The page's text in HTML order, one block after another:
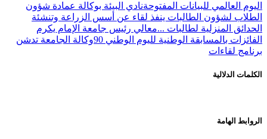
اليوم العالمي للبيانات المفتوحةنادي البيئة بوكالة عمادة شؤون
الطلاب لشؤون الطالبات ينفذ لقاء عن أسس الزراعة وتنشئة
الحدائق المنزلية لطالبات ...معالي رئيس جامعة الإمام يكرم
الفائزات بالمسابقة الوطنية لليوم الوطني 90
وكالة الجامعة تدشن
برنامج لقاءات
الكلمات الدلالية
الروابط الهامة